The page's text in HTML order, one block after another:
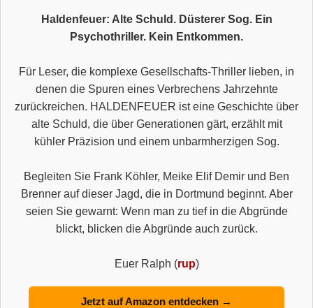
Haldenfeuer: Alte Schuld. Düsterer Sog. Ein
Psychothriller. Kein Entkommen.
Für Leser, die komplexe Gesellschafts-Thriller lieben, in
denen die Spuren eines Verbrechens Jahrzehnte
zurückreichen. HALDENFEUER ist eine Geschichte über
alte Schuld, die über Generationen gärt, erzählt mit
kühler Präzision und einem unbarmherzigen Sog.
Begleiten Sie Frank Köhler, Meike Elif Demir und Ben
Brenner auf dieser Jagd, die in Dortmund beginnt. Aber
seien Sie gewarnt: Wenn man zu tief in die Abgründe
blickt, blicken die Abgründe auch zurück.
Euer Ralph (rup)
Jetzt auf Amazon entdecken →